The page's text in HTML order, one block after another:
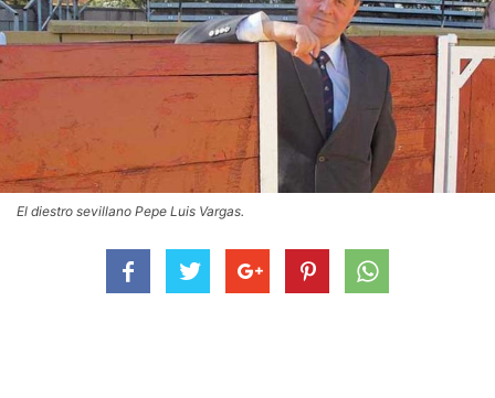
El diestro sevillano Pepe Luis Vargas.